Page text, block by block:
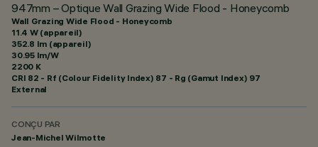
947mm – Optique Wall Grazing Wide Flood - Honeycomb
Wall Grazing Wide Flood - Honeycomb
11.4 W (appareil)
352.8 lm (appareil)
30.95 lm/W
2200 K
CRI 82 - Rf (Colour Fidelity Index) 87 - Rg (Gamut Index) 97
External
CONÇU PAR
Jean-Michel Wilmotte